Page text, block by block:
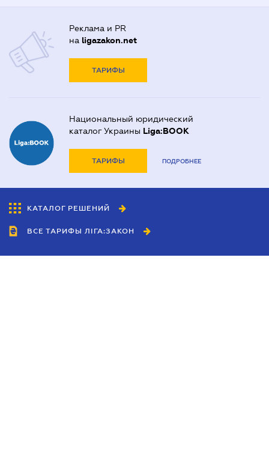
Реклама и PR
на ligazakon.net
ТАРИФЫ
Национальный юридический
каталог Украины Liga:BOOK
ТАРИФЫ ПОДРОБНЕЕ
КАТАЛОГ РЕШЕНИЙ
ВСЕ ТАРИФЫ ЛІГА:ЗАКОН